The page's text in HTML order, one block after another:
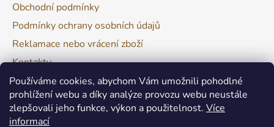
Používáme cookies, abychom Vám umožnili pohodlné
prohlížení webu a díky analýze provozu webu neustále
zlepšovali jeho funkce, výkon a použitelnost. Více
informací
Obchodní podmínky
Podmínky ochrany osobních údajů
Reklamace nebo vrácení zboží
Kontakty
Moje objednávka
Facebook